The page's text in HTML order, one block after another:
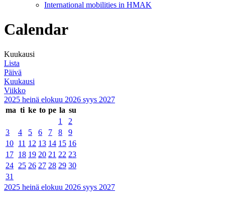
International mobilities in HMAK
Calendar
Kuukausi
Lista
Päivä
Kuukausi
Viikko
2025 heinä elokuu 2026 syys 2027
ma ti ke to pe la su
1
2
3
4 5 6 7 8
9
10 11 12 13 14 15 16
17 18 19 20 21 22 23
24 25 26 27 28 29 30
31
2025 heinä elokuu 2026 syys 2027